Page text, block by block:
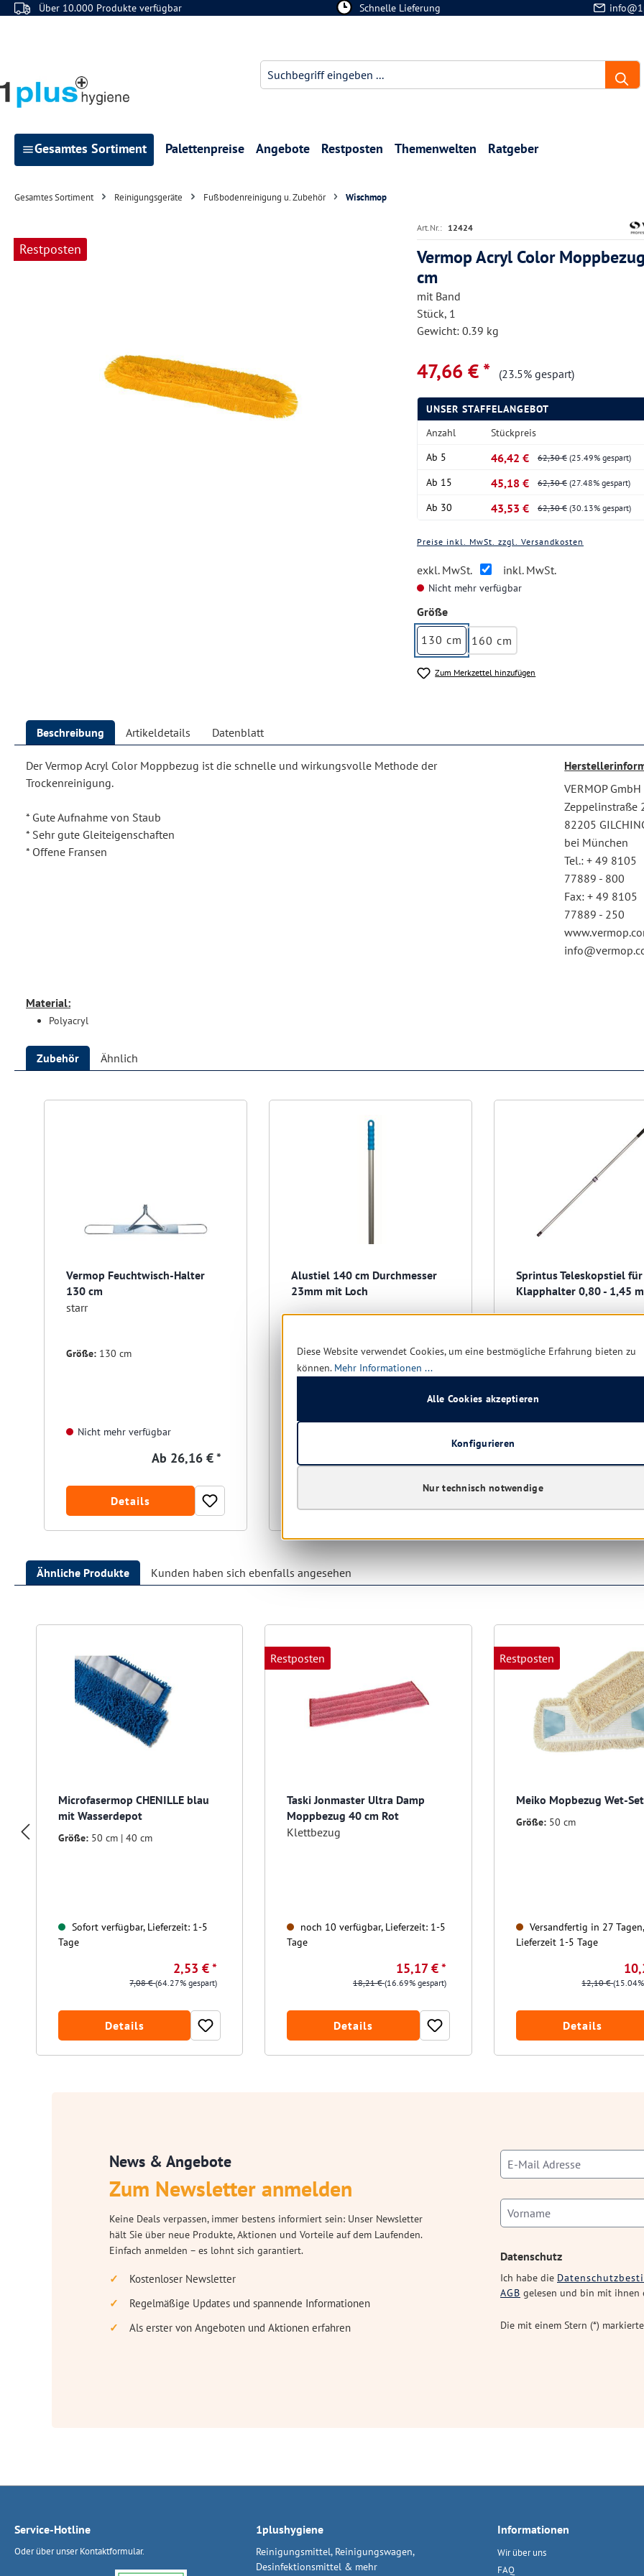
Hauptinhalt springen
Zur Suche springen
Zur Hauptnavigation springen
Über 10.000 Produkte verfügbar Schnelle Lieferung
Gesamtes Sortiment Palettenpreise Angebote Restposten Themenwelten Ratgeber
Gesamtes Sortiment Reinigungsgeräte Fußbodenreinigung u. Zubehör Wischmop
Restposten
Bildergalerie überspringen
Art.Nr.: 12424
Vermop Acryl Color
cm
mit Band
Stück, 1
Gewicht: 0.39 kg
47,66 € * (23.5% gespart)
UNSER STAFFELANGEBOT
Anzahl
Stückpreis
Ab 5 46,42 € 62,30 € (25.49% gespart)
Ab 15 45,18 € 62,30 € (27.48% gespart)
Ab 30 43,53 € 62,30 € (30.13% gespart)
Preise inkl. MwSt. zzgl. Versandkosten
exkl. MwSt. inkl. MwSt.
Nicht mehr verfügbar
Größeauswählen
130 cm
160 cm
Zum Merkzettel hinzufügen
Beschreibung Artikeldetails Datenblatt
Der Vermop Acryl Color Moppbezug ist die schnelle und wirkungsvolle Methode der
Trockenreinigung.
* Gute Aufnahme von Staub
* Sehr gute Gleiteigenschaften
* Offene Fransen
VERMOP GmbH
Zeppelinstraße
82205
bei München
Tel.: + 49 8105
77889 - 800
Fax: + 49 8105
77889 - 250
Material:
Polyacryl
Zubehör Ähnlich
Vermop Feuchtwisch-Halter
130 cm
starr
Größe: 130 cm
Nicht mehr verfügbar
Ab 26,16 € *
Details
Alustiel 140 cm Durchmesser
23mm mit Loch
Sprintus Teleskopstiel für
Klapphalter 0,80 - 1,45
Ähnliche Produkte Kunden haben sich ebenfalls angesehen
Microfasermop CHENILLE blau
mit Wasserdepot
Größe: 50 cm | 40 cm
Sofort verfügbar, Lieferzeit: 1-5
Tage
2,53 € *
7,08 €(64.27% gespart)
Details
Restposten
Taski Jonmaster Ultra Damp
Moppbezug 40 cm Rot
Klettbezug
noch 10 verfügbar, Lieferzeit: 1-5
Tage
15,17 € *
18,21 €(16.69% gespart)
Details
Restposten
Meiko Mopbezug Wet-Set
Größe: 50 cm
Versandfertig in 27 Tagen,
Lieferzeit 1-5 Tage
12,10 €
Details
News & Angebote
Zum Newsletter anmelden
Keine Deals verpassen, immer bestens informiert sein: Unser Newsletter
hält Sie über neue Produkte, Aktionen und Vorteile auf dem Laufenden.
Einfach anmelden – es lohnt sich garantiert.
Kostenloser Newsletter
Regelmäßige Updates und spannende Informationen
Als erster von Angeboten und Aktionen erfahren
Datenschutz
Ich habe die
AGB gelesen und bin mit ihnen
Die mit einem Stern (*)
Service-Hotline
Oder über unserKontaktformular.
1plushygiene
Reinigungsmittel, Reinigungswagen,
Desinfektionsmittel & mehr
Informationen
Wir über uns
FAQ
Diese Website verwendet Cookies, um eine bestmögliche Erfahrung bieten zu
können. Mehr Informationen ...
Nur technisch notwendige
Konfigurieren
Alle Cookies akzeptieren